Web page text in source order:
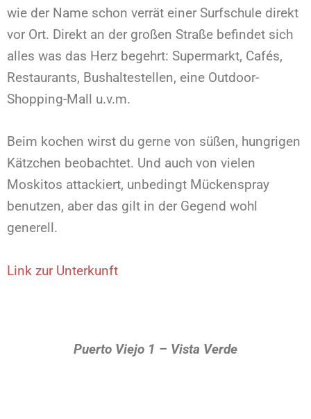
wie der Name schon verrät einer Surfschule direkt
vor Ort. Direkt an der großen Straße befindet sich
alles was das Herz begehrt: Supermarkt, Cafés,
Restaurants, Bushaltestellen, eine Outdoor-
Shopping-Mall u.v.m.
Beim kochen wirst du gerne von süßen, hungrigen
Kätzchen beobachtet. Und auch von vielen
Moskitos attackiert, unbedingt Mückenspray
benutzen, aber das gilt in der Gegend wohl
generell.
Link zur Unterkunft
Puerto Viejo 1 – Vista Verde